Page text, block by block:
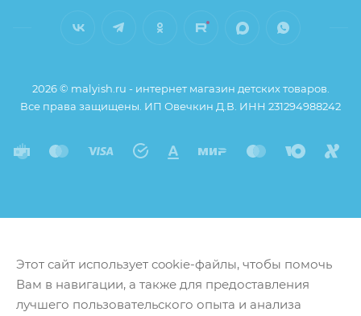
2026 © malyish.ru - интернет магазин детских товаров.
Все права защищены. ИП Овечкин Д.В. ИНН 231294988242
Этот сайт использует cookie-файлы, чтобы помочь
Вам в навигации, а также для предоставления
лучшего пользовательского опыта и анализа